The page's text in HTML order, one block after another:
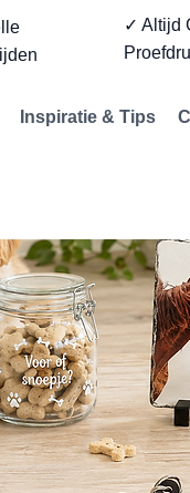
✓ Altijd
Inspiratie & Tips